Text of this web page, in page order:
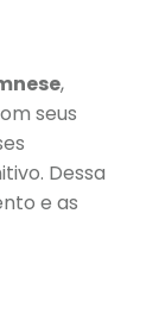
,
seus
Dessa
e as